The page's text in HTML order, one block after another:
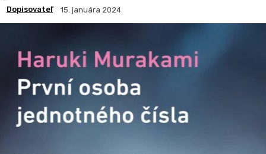
Dopisovateľ 15. januára 2024